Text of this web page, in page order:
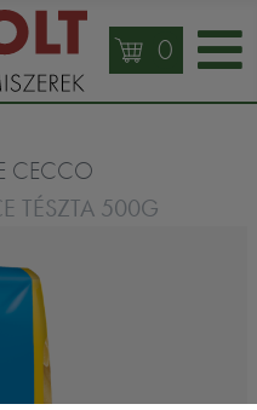
0
CECCO
TÉSZTA 500G